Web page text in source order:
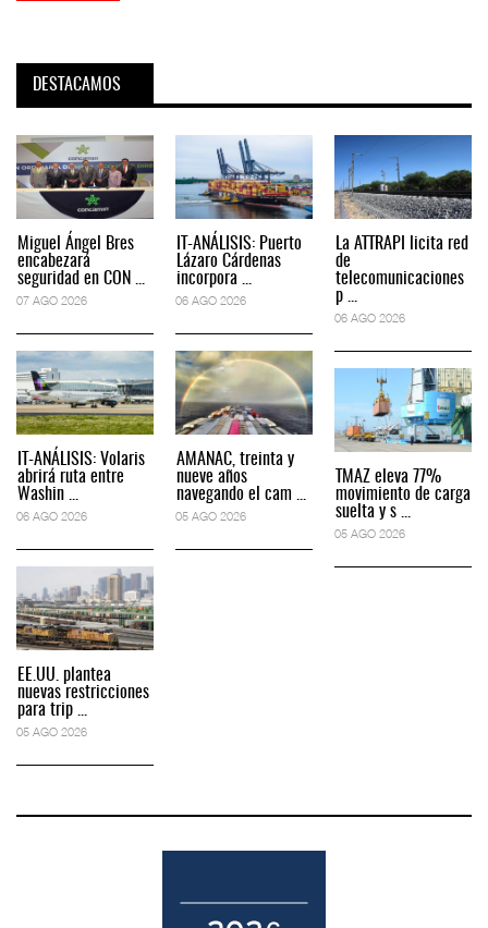
DESTACAMOS
Miguel Ángel Bres
encabezará
seguridad en CON ...
07 AGO 2026
IT-ANÁLISIS: Volaris
abrirá ruta entre
Washin ...
06 AGO 2026
EE.UU. plantea
nuevas restricciones
para trip ...
05 AGO 2026
IT-ANÁLISIS: Puerto
Lázaro Cárdenas
incorpora ...
06 AGO 2026
AMANAC, treinta y
nueve años
navegando el cam ...
05 AGO 2026
La ATTRAPI licita red
de
telecomunicaciones
p ...
06 AGO 2026
TMAZ eleva 77%
movimiento de carga
suelta y s ...
05 AGO 2026